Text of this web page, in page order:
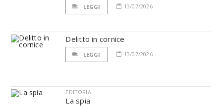
LEGGI 13/07/2026
Delitto in cornice
LEGGI 13/07/2026
EDITORIA
La spia